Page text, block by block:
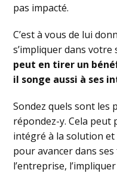
pas impacté.
C’est à vous de lui
s’impliquer dans votre
peut en tirer un
il songe aussi à ses
Sondez quels sont les
répondez-y. Cela peut
intégré à la solution et
pour avancer dans
l’entreprise,